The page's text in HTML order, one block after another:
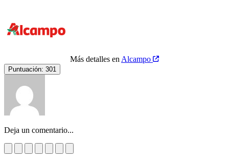
Más detalles en Alcampo
Puntuación: 301
Deja un comentario...